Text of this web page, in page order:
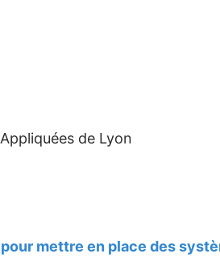
de Lyon
mettre en place des